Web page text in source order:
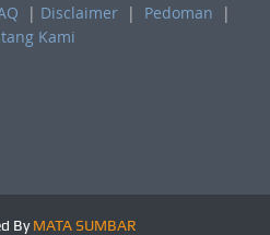
| Disclaimer| Pedoman |
Kami
ByMATA SUMBAR